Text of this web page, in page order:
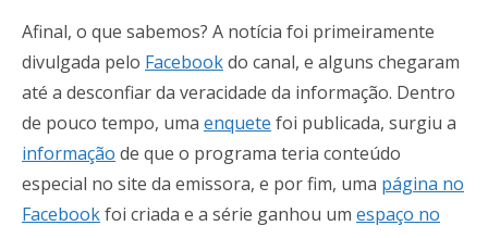
Afinal, o que sabemos? A notícia foi primeiramente
divulgada pelo Facebookdo canal, e alguns chegaram
até a desconfiar da veracidade da informação. Dentro
de pouco tempo, uma enquete foi publicada, surgiu a
informação de que o programa teria conteúdo
especial no site da emissora, e por fim, uma página no
Facebookfoi criada e a série ganhou um espaço no